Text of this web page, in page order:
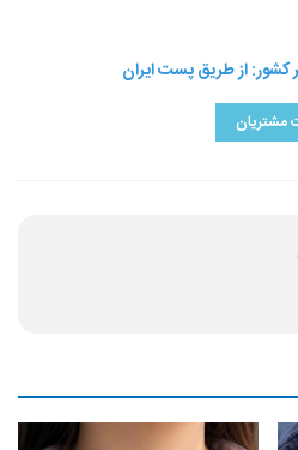
کشور: از طریق پست ایران
مشتریان